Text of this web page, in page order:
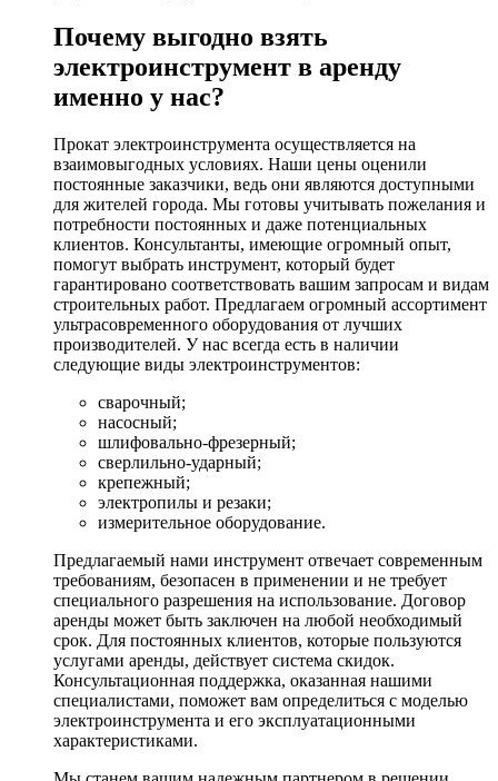
Почему выгодно взять
электроинструмент в аренду
именно у нас?
Прокат электроинструмента осуществляется на
взаимовыгодных условиях. Наши цены оценили
постоянные заказчики, ведь они являются доступными
для жителей города. Мы готовы учитывать пожелания и
потребности постоянных и даже потенциальных
клиентов. Консультанты, имеющие огромный опыт,
помогут выбрать инструмент, который будет
гарантировано соответствовать вашим запросам и видам
строительных работ. Предлагаем огромный ассортимент
ультрасовременного оборудования от лучших
производителей. У нас всегда есть в наличии
следующие виды электроинструментов:
сварочный;
насосный;
шлифовально-фрезерный;
сверлильно-ударный;
крепежный;
электропилы и резаки;
измерительное оборудование.
Предлагаемый нами инструмент отвечает современным
требованиям, безопасен в применении и не требует
специального разрешения на использование. Договор
аренды может быть заключен на любой необходимый
срок. Для постоянных клиентов, которые пользуются
услугами аренды, действует система скидок.
Консультационная поддержка, оказанная нашими
специалистами, поможет вам определиться с моделью
электроинструмента и его эксплуатационными
характеристиками.